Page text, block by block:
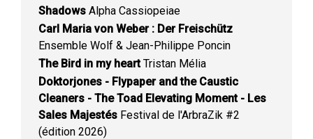
Shadows Alpha Cassiopeiae
Carl Maria von Weber : Der Freischütz
Ensemble Wolf & Jean-Philippe Poncin
The Bird in my heartTristan Mélia
Doktorjones - Flypaper and the Caustic
Cleaners - The Toad Elevating Moment - Les
Sales Majestés Festival de l'ArbraZik #2
(édition 2026)